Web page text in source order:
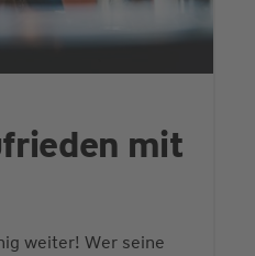
mit
weiter! Wer seine